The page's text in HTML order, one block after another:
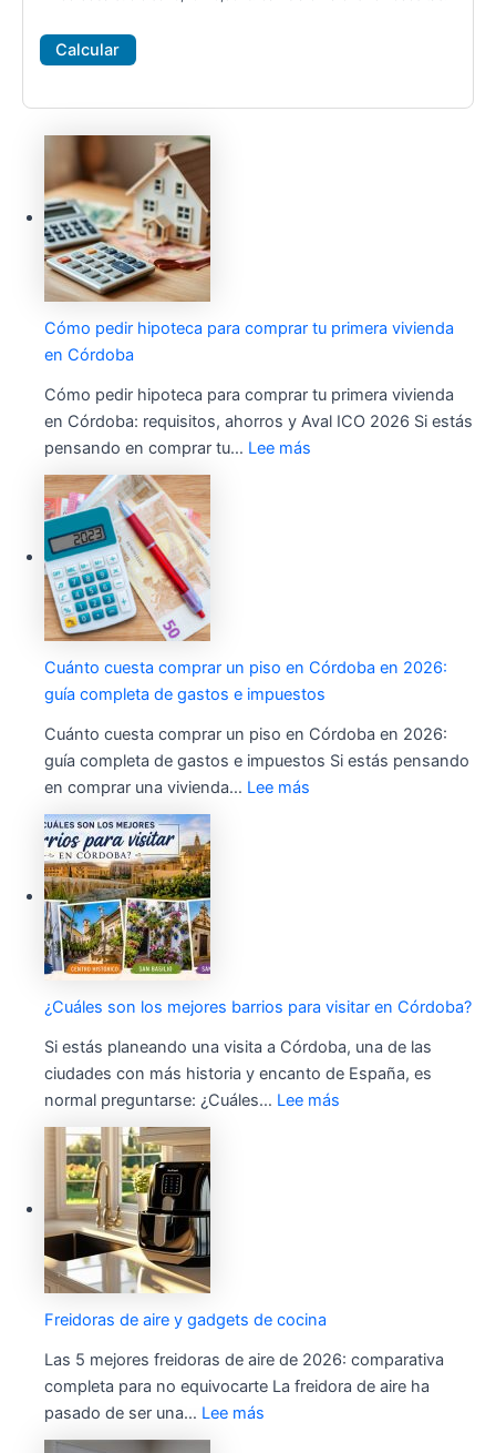
Calcular
Cómo pedir hipoteca para comprar tu primera vivienda
en Córdoba
Cómo pedir hipoteca para comprar tu primera vivienda
en Córdoba: requisitos, ahorros y Aval ICO 2026 Si estás
pensando en comprar tu… Lee más
Cuánto cuesta comprar un piso en Córdoba en 2026:
guía completa de gastos e impuestos
Cuánto cuesta comprar un piso en Córdoba en 2026:
guía completa de gastos e impuestos Si estás pensando
en comprar una vivienda… Lee más
¿Cuáles son los mejores barrios para visitar en Córdoba?
Si estás planeando una visita a Córdoba, una de las
ciudades con más historia y encanto de España, es
normal preguntarse: ¿Cuáles… Lee más
Freidoras de aire y gadgets de cocina
Las 5 mejores freidoras de aire de 2026: comparativa
completa para no equivocarte La freidora de aire ha
pasado de ser una… Lee más